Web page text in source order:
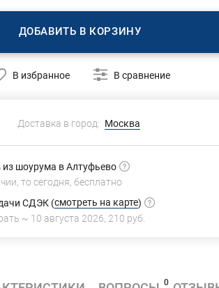
ДОБАВИТЬ В КОРЗИНУ
В избранное В сравнение
Доставка в город: Москва
шоурума в Алтуфьево
то сегодня, бесплатно
СДЭК (смотреть на карте)
~ 10 августа 2026 210 руб.
0